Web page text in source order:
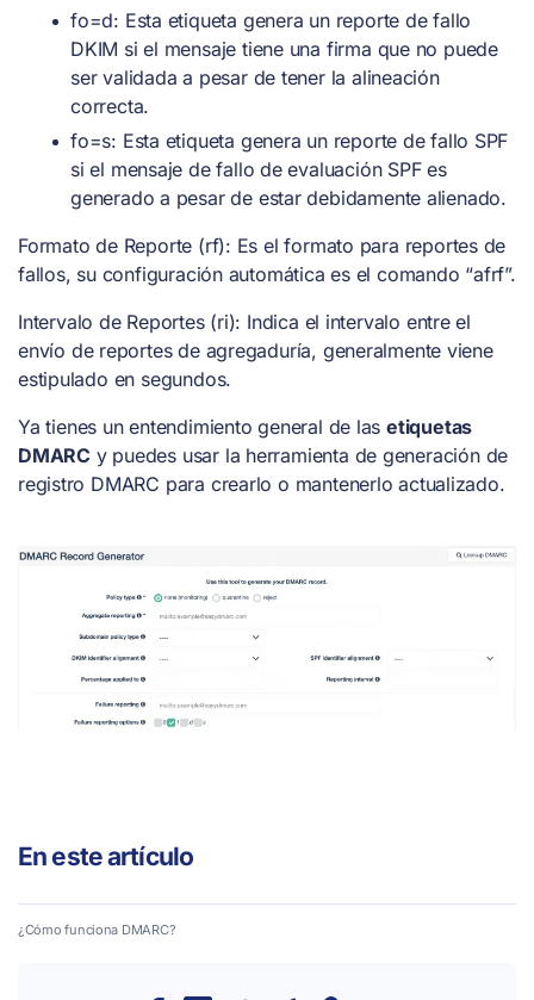
fo=d: Esta etiqueta genera un reporte de fallo
DKIM si el mensaje tiene una firma que no puede
ser validada a pesar de tener la alineación
correcta.
fo=s: Esta etiqueta genera un reporte de fallo SPF
si el mensaje de fallo de evaluación SPF es
generado a pesar de estar debidamente alienado.
Formato de Reporte (rf): Es el formato para reportes de
fallos, su configuración automática es el comando “afrf”.
Intervalo de Reportes (ri): Indica el intervalo entre el
envío de reportes de agregaduría, generalmente viene
estipulado en segundos.
Ya tienes un entendimiento general de las etiquetas
DMARC y puedes usar la herramienta de generación de
registro DMARC para crearlo o mantenerlo actualizado.
En este artículo
¿Cómo funciona DMARC?